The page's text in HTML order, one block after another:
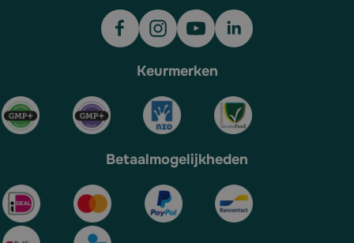
Keurmerken
Betaalmogelijkheden